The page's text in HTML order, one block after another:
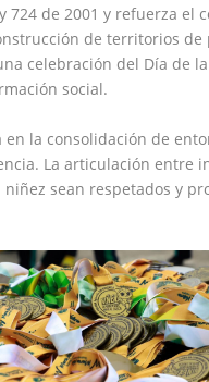
724 de 2001 y refuerza el
de territorios de
celebración del Día de
social.
la consolidación de
La articulación entre
sean respetados y